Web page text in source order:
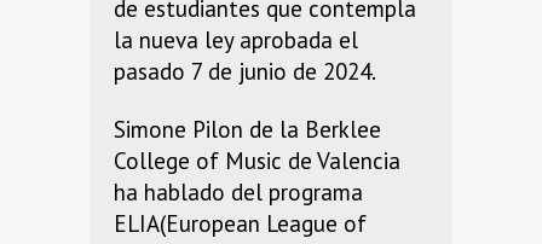
de estudiantes que contempla
la nueva ley aprobada el
pasado 7 de junio de 2024.
Simone Pilon de la Berklee
College of Music de Valencia
ha hablado del programa
ELIA(European League of